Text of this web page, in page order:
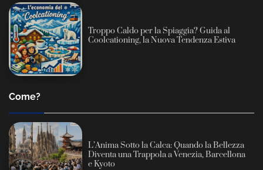
Troppo Caldo per la Spiaggia? Guida al
Coolcationing, la Nuova Tendenza Estiva
Come?
L’Anima Sotto la Calca: Quando la Bellezza
Diventa una Trappola a Venezia, Barcellona
e Kyoto